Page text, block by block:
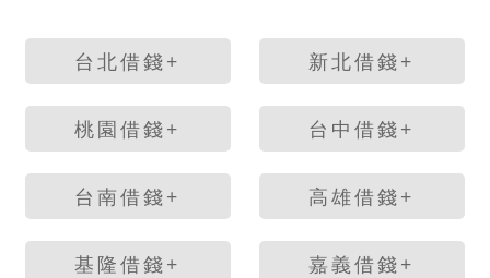
台北借錢+ 新北借錢+
桃園借錢+ 台中借錢+
台南借錢+ 高雄借錢+
基隆借錢+ 嘉義借錢+